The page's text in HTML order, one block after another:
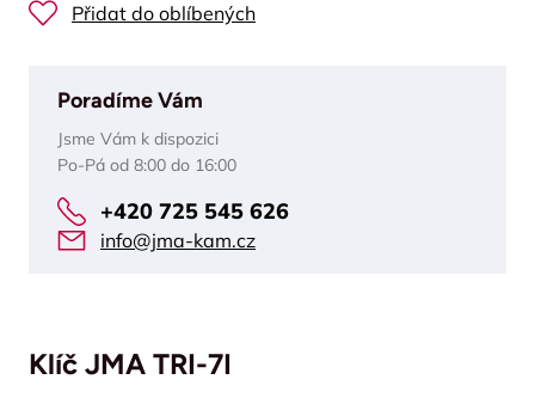
Přidat do oblíbených
Poradíme Vám
Jsme Vám k dispozici
Po-Pá od 8:00 do 16:00
+420 725 545 626
info@jma-kam.cz
Klíč JMA TRI-7I